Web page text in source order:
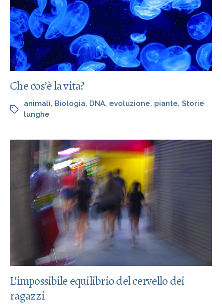
Che cos’è la vita?
animali, Biologia, DNA, evoluzione, piante, Storie
lunghe
L’impossibile equilibrio del cervello dei
ragazzi